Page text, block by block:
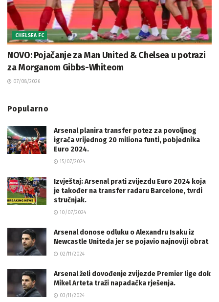
CHELSEA FC
NOVO: Pojačanje za Man United & Chelsea u potrazi
za Morganom Gibbs-Whiteom
07/08/2026
Popularno
Arsenal planira transfer potez za povoljnog
igrača vrijednog 20 miliona funti, pobjednika
Euro 2024.
15/07/2024
Izvještaj: Arsenal prati zvijezdu Euro 2024 koja
je također na transfer radaru Barcelone, tvrdi
stručnjak.
10/07/2024
Arsenal donose odluku o Alexandru Isaku iz
Newcastle Uniteda jer se pojavio najnoviji obrat
02/11/2024
Arsenal želi dovođenje zvijezde Premier lige dok
Mikel Arteta traži napadačka rješenja.
03/11/2024